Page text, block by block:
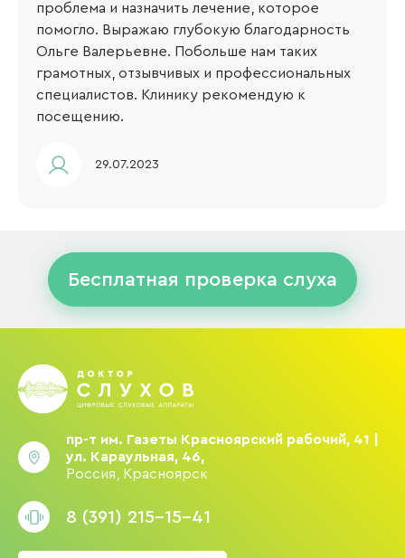
проблема и назначить лечение, которое
помогло. Выражаю глубокую благодарность
Ольге Валерьевне. Побольше нам таких
грамотных, отзывчивых и профессиональных
специалистов. Клинику рекомендую к
посещению.
29.07.2023
Бесплатная проверка слуха
пр-т им. Газеты Красноярский рабочий, 41 |
ул. Караульная, 46,
Россия, Красноярск
8 (391) 215-15-41